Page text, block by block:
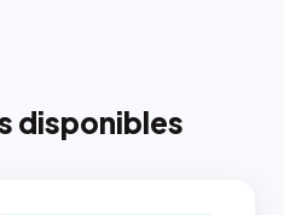
disponibles